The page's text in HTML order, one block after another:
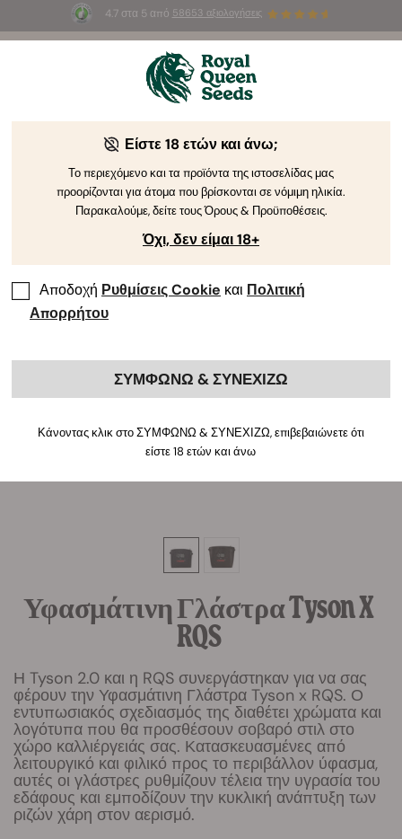
4.7 στα 5 από 58653 αξιολογήσεις
Summer Sales : Έως και -50%
προϊόντα! ⏤
Υφασμάτινη Γλάστρα Tyson X
RQS
Η Tyson 2.0 και η RQS συνεργάστηκαν για να σας
φέρουν την Υφασμάτινη Γλάστρα Tyson x RQS. Ο
εντυπωσιακός σχεδιασμός της διαθέτει χρώματα και
λογότυπα που θα προσθέσουν σοβαρό στιλ στο
χώρο καλλιέργειάς σας. Κατασκευασμένες από
λειτουργικό και φιλικό προς το περιβάλλον ύφασμα,
αυτές οι γλάστρες ρυθμίζουν τέλεια την υγρασία του
εδάφους και εμποδίζουν την κυκλική ανάπτυξη των
ριζών χάρη στον αερισμό.
Είστε 18 ετών και άνω;
Το περιεχόμενο και τα προϊόντα της ιστοσελίδας μας
προορίζονται για άτομα που βρίσκονται σε νόμιμη ηλικία.
Παρακαλούμε, δείτε τους Όρους & Προϋποθέσεις.
Όχι, δεν είμαι 18+
Αποδοχή Ρυθμίσεις Cookie και Πολιτική
Απορρήτου
ΣΥΜΦΩΝΩ & ΣΥΝΕΧΙΖΩ
Κάνοντας κλικ στο ΣΥΜΦΩΝΩ & ΣΥΝΕΧΙΖΩ, επιβεβαιώνετε ότι
είστε 18 ετών και άνω